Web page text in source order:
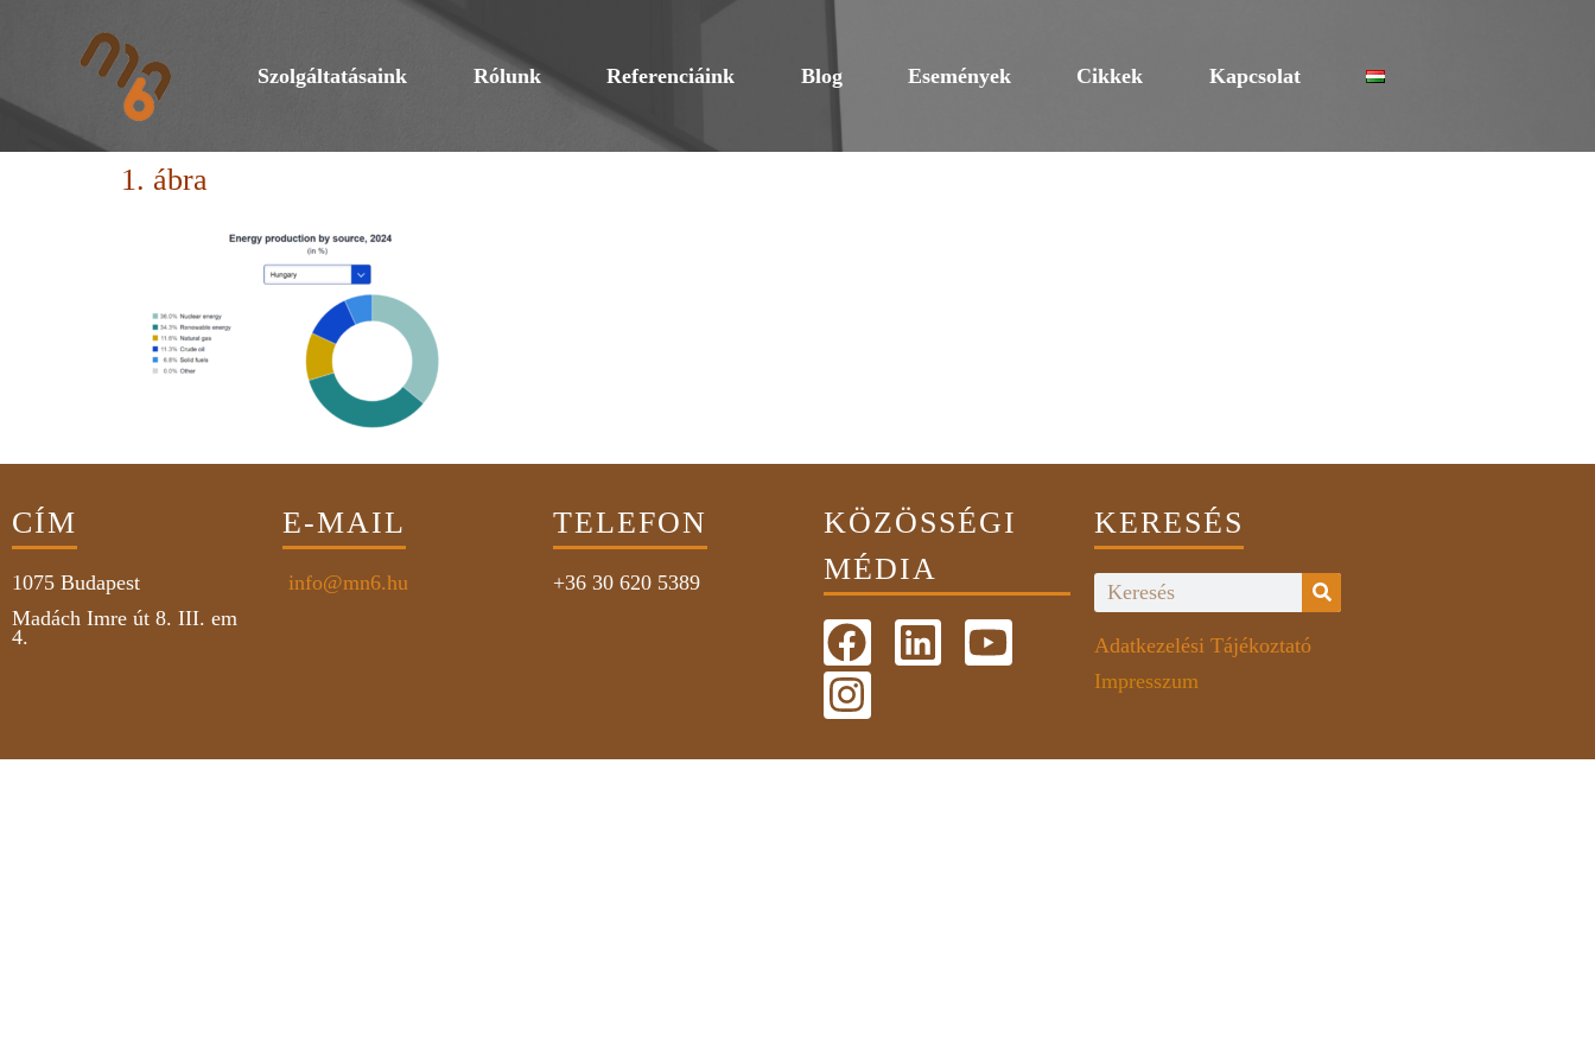
Szolgáltatásaink Rólunk Referenciáink Blog Események Cikkek Kapcsolat
1. ábra
CÍM
1075 Budapest
Madách Imre út 8. III. em
4.
E-MAIL
info@mn6.hu
TELEFON
+36 30 620 5389
KÖZÖSSÉGI
MÉDIA
KERESÉS
Adatkezelési Tájékoztató
Impresszum